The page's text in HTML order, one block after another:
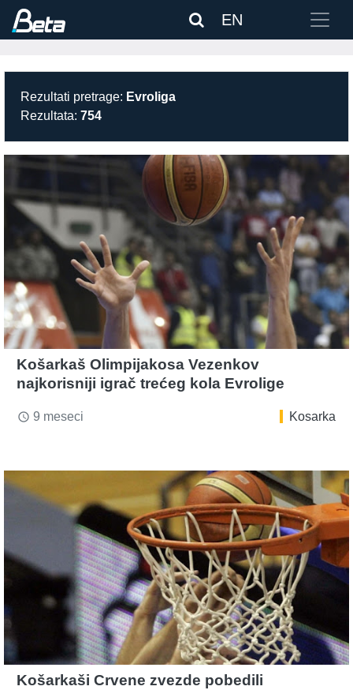
EN
Rezultati pretrage: Evroliga
Rezultata: 754
Košarkaš Olimpijakosa Vezenkov
najkorisniji igrač trećeg kola Evrolige
access_time 9 meseci Kosarka
Košarkaši Crvene zvezde pobedili